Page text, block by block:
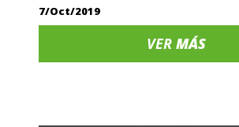
7/Oct/2019
VERMÁS